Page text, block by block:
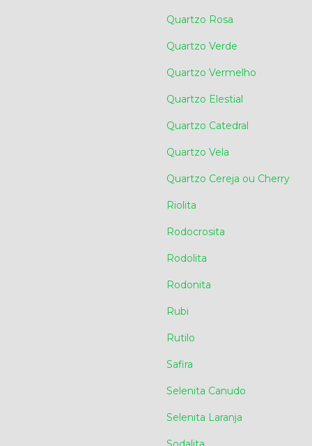
Quartzo Rosa
Quartzo Verde
Quartzo Vermelho
Quartzo Elestial
Quartzo Catedral
Quartzo Vela
Quartzo Cereja ou Cherry
Riolita
Rodocrosita
Rodolita
Rodonita
Rubi
Rutilo
Safira
Selenita Canudo
Selenita Laranja